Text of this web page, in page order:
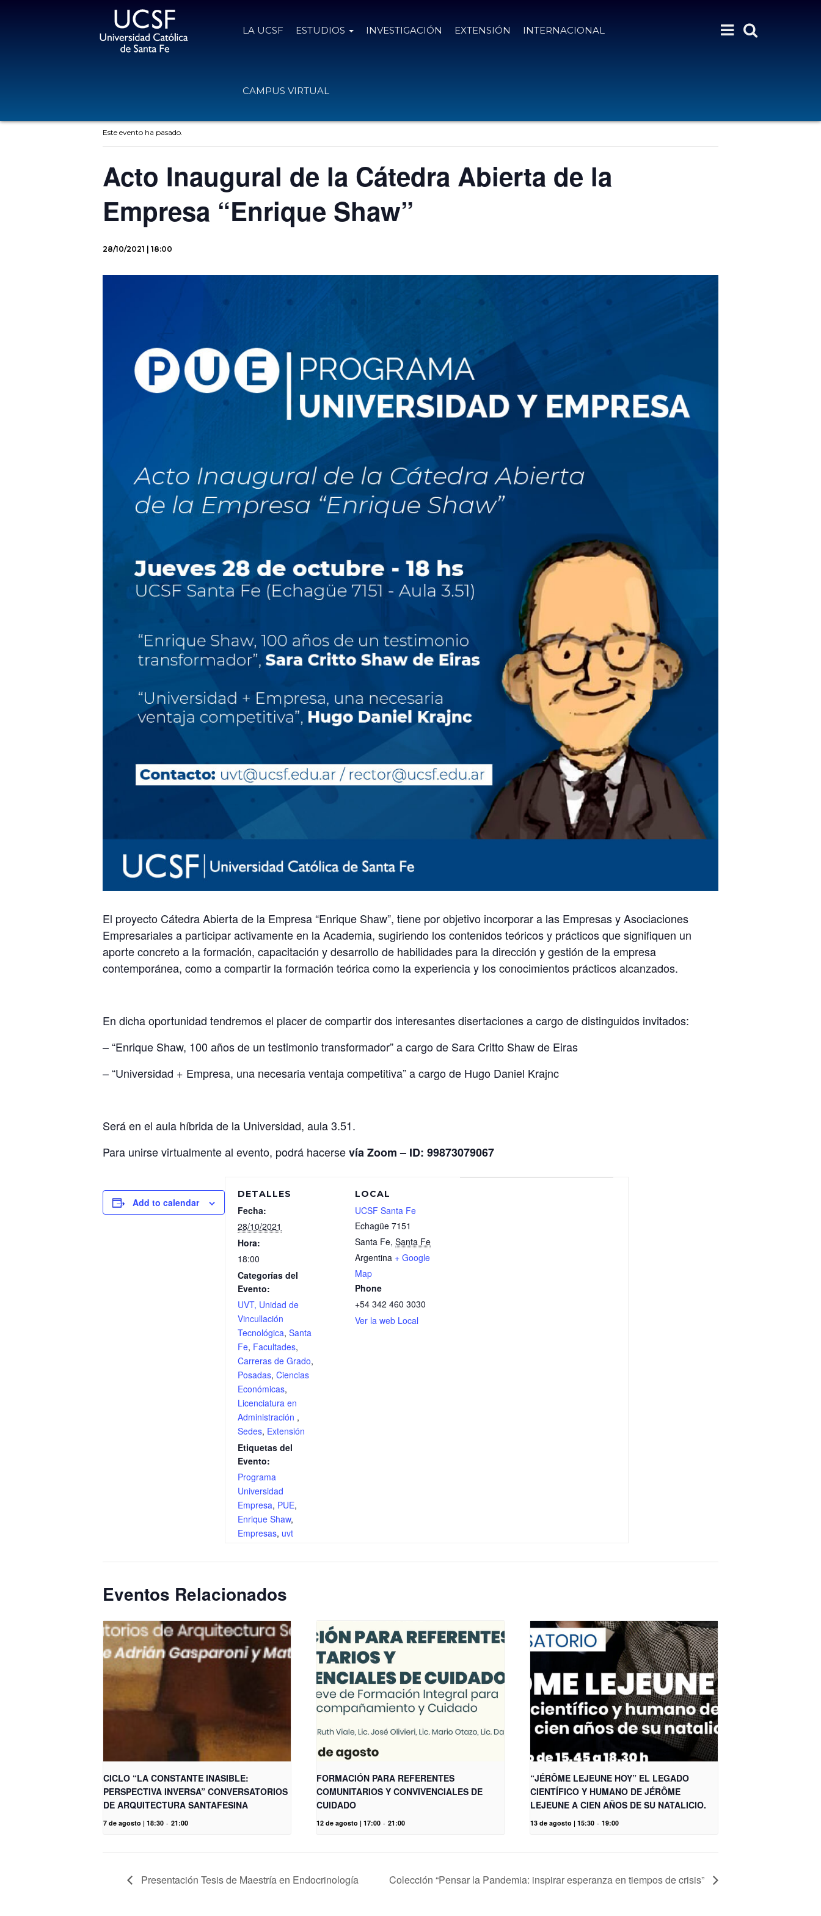
LA UCSF ESTUDIOS INVESTIGACIÓN EXTENSIÓN INTERNACIONAL
CAMPUS VIRTUAL
Este evento ha pasado.
Acto Inaugural de la Cátedra Abierta de la
Empresa “Enrique Shaw”
28/10/2021 | 18:00
El proyecto Cátedra Abierta de la Empresa “Enrique Shaw”, tiene por objetivo incorporar a las Empresas y Asociaciones
Empresariales a participar activamente en la Academia, sugiriendo los contenidos teóricos y prácticos que signifiquen un
aporte concreto a la formación, capacitación y desarrollo de habilidades para la dirección y gestión de la empresa
contemporánea, como a compartir la formación teórica como la experiencia y los conocimientos prácticos alcanzados.
En dicha oportunidad tendremos el placer de compartir dos interesantes disertaciones a cargo de distinguidos invitados:
– “Enrique Shaw, 100 años de un testimonio transformador” a cargo de Sara Critto Shaw de Eiras
– “Universidad + Empresa, una necesaria ventaja competitiva” a cargo de Hugo Daniel Krajnc
Será en el aula híbrida de la Universidad, aula 3.51.
Para unirse virtualmente al evento, podrá hacersevía Zoom – ID: 99873079067
Add to calendar
DETALLES
Fecha:
28/10/2021
Hora:
18:00
Categorías del
Evento:
UVT, Unidad de
Vincullación
Tecnológica, Santa
Fe, Facultades,
Carreras de Grado,
Posadas, Ciencias
Económicas,
Licenciatura en
Administración ,
Sedes, Extensión
Etiquetas del
Evento:
Programa
Universidad
Empresa, PUE,
Enrique Shaw,
Empresas, uvt
LOCAL
UCSF Santa Fe
Echagüe 7151
Santa Fe, Santa Fe
Argentina + Google
Map
Phone
+54 342 460 3030
Ver la web Local
Eventos Relacionados
CICLO “LA CONSTANTE INASIBLE:
PERSPECTIVA INVERSA” CONVERSATORIOS
DE ARQUITECTURA SANTAFESINA
7 de agosto | 18:30 - 21:00
FORMACIÓN PARA REFERENTES
COMUNITARIOS Y CONVIVENCIALES DE
CUIDADO
12 de agosto | 17:00 - 21:00
“JÉRÔME LEJEUNE HOY” EL LEGADO
CIENTÍFICO Y HUMANO DE JÉRÔME
LEJEUNE A CIEN AÑOS DE SU NATALICIO.
13 de agosto | 15:30 - 19:00
Presentación Tesis de Maestría en Endocrinología Colección “Pensar la Pandemia: inspirar esperanza en tiempos de crisis”